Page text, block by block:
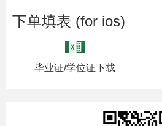
下单填表 (for ios)
毕业证/学位证下载